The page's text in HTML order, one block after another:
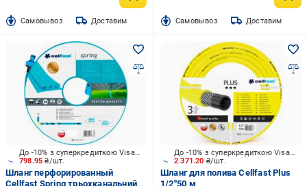
Cамовывоз Доставим Cамовывоз Доставим
798.95₴/шт.
До -10% з суперкредиткою Visa Вигода
Шланг перфорированный
Cellfast Spring трьохканальний
2 371.20 ₴/шт.
До -10% з суперкредиткою Visa Вигода
Шланг для полива Cellfast Plus
1/2''50 м